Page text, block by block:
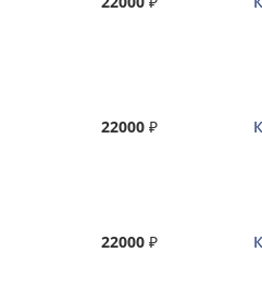
22000₽
22000₽